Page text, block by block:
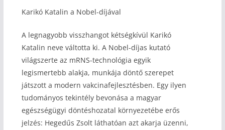
Karikó Katalin a Nobel-díjával
A legnagyobb visszhangot kétségkívül Karikó
Katalin neve váltotta ki. A Nobel-díjas kutató
világszerte az mRNS-technológia egyik
legismertebb alakja, munkája döntő szerepet
játszott a modern vakcinafejlesztésben. Egy ilyen
tudományos tekintély bevonása a magyar
egészségügyi döntéshozatal környezetébe erős
jelzés: Hegedűs Zsolt láthatóan azt akarja üzenni,